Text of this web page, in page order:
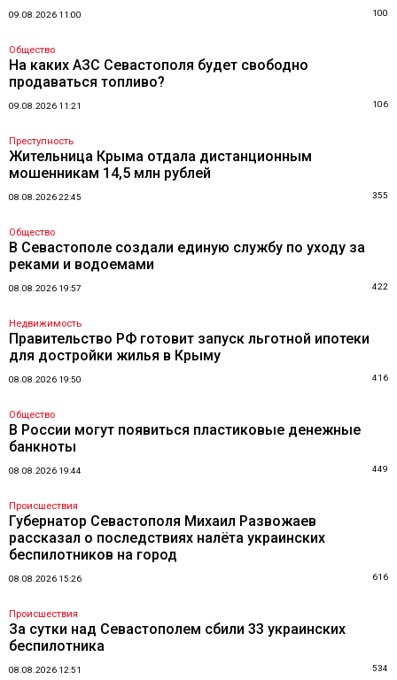
09.08.2026 11:00 100
Общество
На каких АЗС Севастополя будет свободно
продаваться топливо?
09.08.2026 11:21 106
Преступность
Жительница Крыма отдала дистанционным
мошенникам 14,5 млн рублей
08.08.2026 22:45 355
Общество
В Севастополе создали единую службу по уходу за
реками и водоемами
08.08.2026 19:57 422
Недвижимость
Правительство РФ готовит запуск льготной ипотеки
для достройки жилья в Крыму
08.08.2026 19:50 416
Общество
В России могут появиться пластиковые денежные
банкноты
08.08.2026 19:44 449
Происшествия
Губернатор Севастополя Михаил Развожаев
рассказал о последствиях налёта украинских
беспилотников на город
08.08.2026 15:26 616
Происшествия
За сутки над Севастополем сбили 33 украинских
беспилотника
08.08.2026 12:51 534